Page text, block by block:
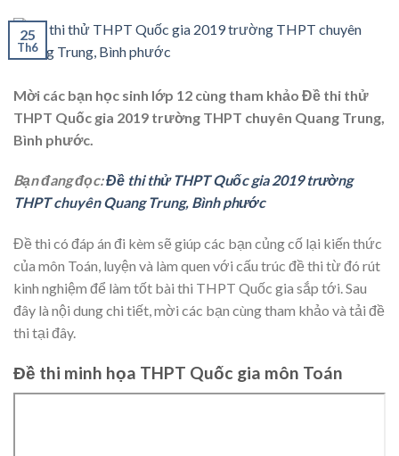
25
Th6
Mời các bạn học sinh lớp 12 cùng tham khảo Đề thi thử
THPT Quốc gia 2019 trường THPT chuyên Quang Trung,
Bình phước.
Bạn đang đọc:Đề thi thử THPT Quốc gia 2019 trường
THPT chuyên Quang Trung, Bình phước
Đề thi có đáp án đi kèm sẽ giúp các bạn củng cố lại kiến thức
của môn Toán, luyện và làm quen với cấu trúc đề thi từ đó rút
kinh nghiệm để làm tốt bài thi THPT Quốc gia sắp tới. Sau
đây là nội dung chi tiết, mời các bạn cùng tham khảo và tải đề
thi tại đây.
Đề thi minh họa THPT Quốc gia môn Toán